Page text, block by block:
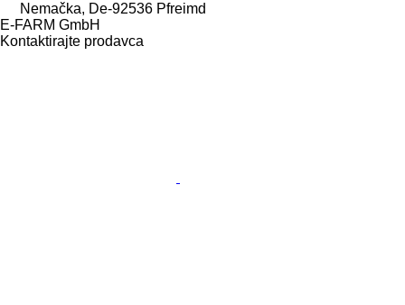
Nemačka, De-92536 Pfreimd
E-FARM GmbH
Kontaktirajte prodavca